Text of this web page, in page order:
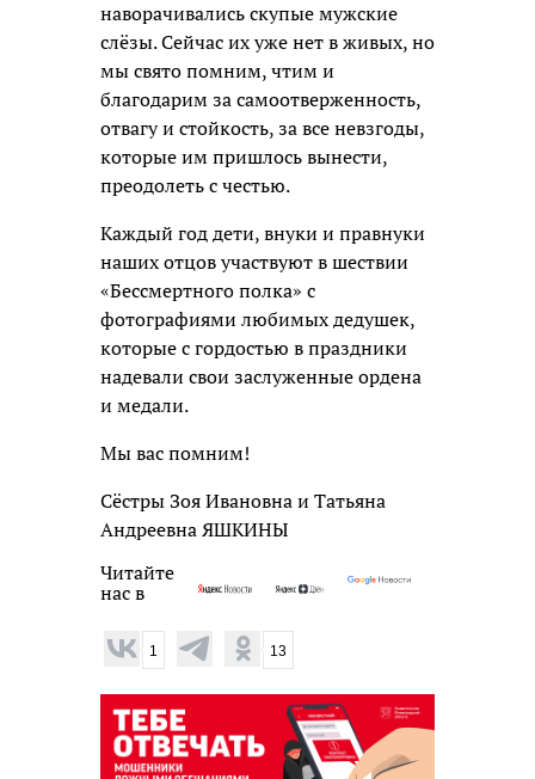
наворачивались скупые мужские
слёзы. Сейчас их уже нет в живых, но
мы свято помним, чтим и
благодарим за самоотверженность,
отвагу и стойкость, за все невзгоды,
которые им пришлось вынести,
преодолеть с честью.
Каждый год дети, внуки и правнуки
наших отцов участвуют в шествии
«Бессмертного полка» с
фотографиями любимых дедушек,
которые с гордостью в праздники
надевали свои заслуженные ордена
и медали.
Мы вас помним!
Сёстры Зоя Ивановна и Татьяна
Андреевна ЯШКИНЫ
Читайте
нас в
1 13